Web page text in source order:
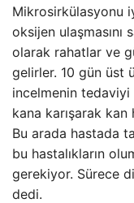
Mikrosirkülasyonu
oksijen
olarak rahatlar ve
gelirler. 10 gün üst
incelmenin tedaviyi
kana karışarak
Bu arada hastada
bu hastalıkların
gerekiyor. Sürece
dedi.